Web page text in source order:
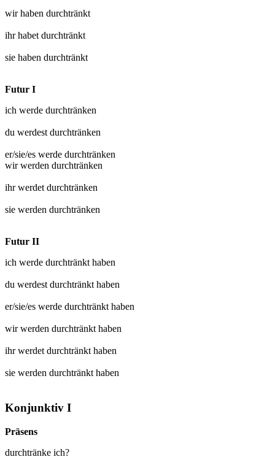
wir haben durchtränkt
ihr habet durchtränkt
sie haben durchtränkt
Futur I
ich werde durchtränken
du werdest durchtränken
er/sie/es werde durchtränken
wir werden durchtränken
ihr werdet durchtränken
sie werden durchtränken
Futur II
ich werde durchtränkt haben
du werdest durchtränkt haben
er/sie/es werde durchtränkt haben
wir werden durchtränkt haben
ihr werdet durchtränkt haben
sie werden durchtränkt haben
Konjunktiv I
Präsens
durchtränke ich?